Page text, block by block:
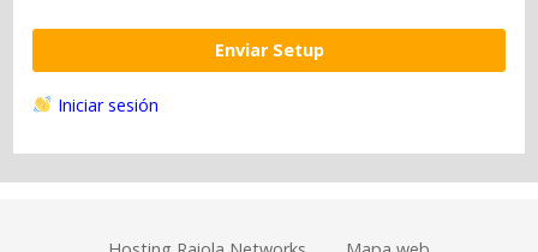
Enviar Setup
Iniciar sesión